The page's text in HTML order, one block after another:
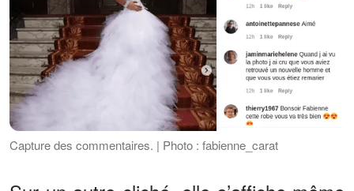
Capture des commentaires. | Photo : fabienne_carat